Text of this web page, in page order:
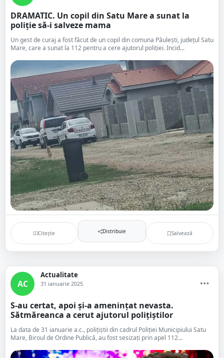
DRAMATIC. Un copil din Satu Mare a sunat la
poliție să-i salveze mama
Un gest de curaj a fost făcut de un copil din comuna Păulești, județul Satu
Mare, care a sunat la 112 pentru a cere ajutorul poliției. Incid...
Citește Distribuie Salvează
AC
Actualitate
31 ianuarie 2025
S-au certat, apoi și-a amenințat nevasta.
Sătmăreanca a cerut ajutorul polițiștilor
La data de 31 ianuarie a.c., polițiștii din cadrul Poliției Municipiului Satu
Mare, Biroul de Ordine Publică, au fost sesizați prin apel 112...